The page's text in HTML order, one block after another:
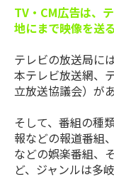
TV・CM広告は、
地にまで映像を送
テレビの放送局に
本テレビ放送網、
立放送協議会）があ
そして、番組の種
報などの報道番組
などの娯楽番組、
ど、ジャンルは多